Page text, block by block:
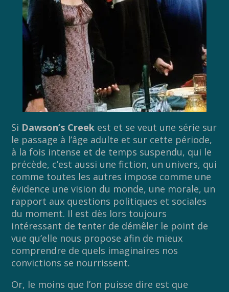
Si Dawson’s Creek est et se veut une série sur
le passage à l’âge adulte et sur cette période,
à la fois intense et de temps suspendu, qui le
précède, c’est aussi une fiction, un univers, qui
comme toutes les autres impose comme une
évidence une vision du monde, une morale, un
rapport aux questions politiques et sociales
du moment. Il est dès lors toujours
intéressant de tenter de démêler le point de
vue qu’elle nous propose afin de mieux
comprendre de quels imaginaires nos
convictions se nourrissent.
Or, le moins que l’on puisse dire est que